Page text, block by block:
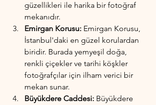
güzellikleri ile harika bir fotoğraf
mekanıdır.
Emirgan Korusu: Emirgan Korusu,
İstanbul'daki en güzel korulardan
biridir. Burada yemyeşil doğa,
renkli çiçekler ve tarihi köşkler
fotoğrafçılar için ilham verici bir
mekan sunar.
Büyükdere Caddesi: Büyükdere